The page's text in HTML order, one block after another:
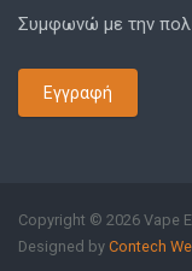
Συμφωνώ με την
Εγγραφή
Copyright © 2026 Vape
Designed by Contech